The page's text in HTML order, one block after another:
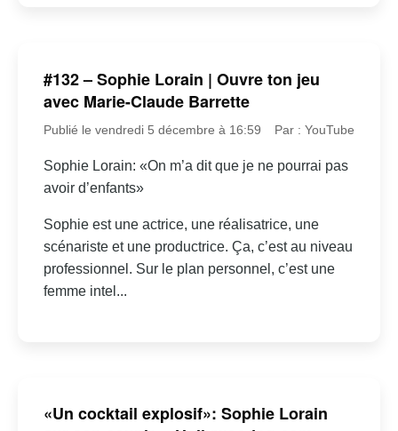
#132 – Sophie Lorain | Ouvre ton jeu
avec Marie-Claude Barrette
Publié le vendredi 5 décembre à 16:59 Par : YouTube
Sophie Lorain: «On m’a dit que je ne pourrai pas
avoir d’enfants»
Sophie est une actrice, une réalisatrice, une
scénariste et une productrice. Ça, c’est au niveau
professionnel. Sur le plan personnel, c’est une
femme intel...
«Un cocktail explosif»: Sophie Lorain